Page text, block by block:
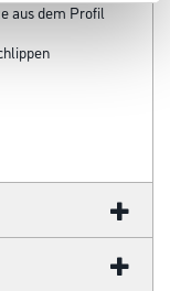
aus dem Profil